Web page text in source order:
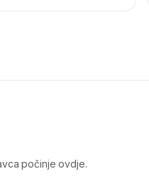
počinje ovdje.